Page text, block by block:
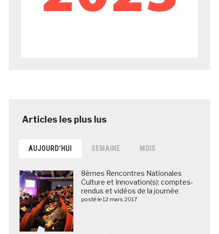
AUJOURD’HUI SEMAINE MOIS
8èmes Rencontres Nationales
Culture et Innovation(s): comptes-
rendus et vidéos de la journée
posté le 12 mars 2017